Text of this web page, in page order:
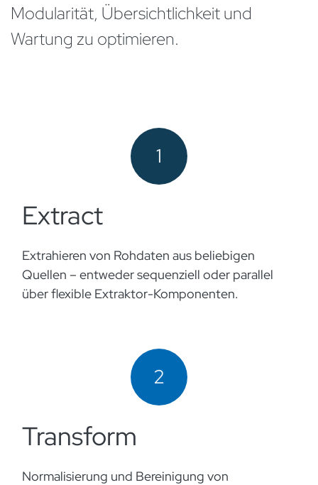
Modularität, Übersichtlichkeit und
Wartung zu optimieren.
1
Extract
Extrahieren von Rohdaten aus beliebigen
Quellen – entweder sequenziell oder parallel
über flexible Extraktor-Komponenten.
2
Transform
Normalisierung und Bereinigung von